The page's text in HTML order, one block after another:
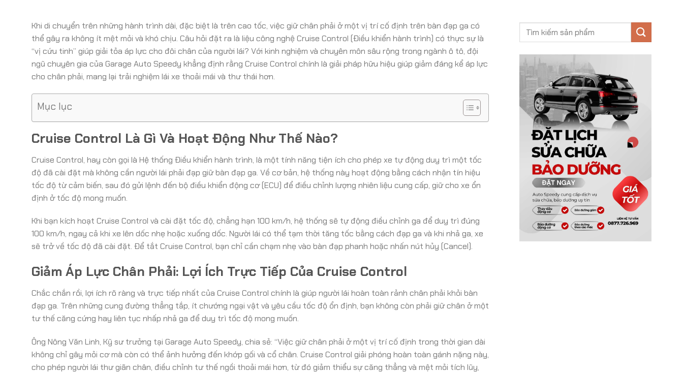
Khi di chuyển trên những hành trình dài, đặc biệt là trên cao tốc, việc giữ chân phải ở một vị trí cố định trên bàn đạp ga có
thể gây ra không ít mệt mỏi và khó chịu. Câu hỏi đặt ra là liệu công nghệ Cruise Control (Điều khiển hành trình) có thực sự là
“vị cứu tinh” giúp giải tỏa áp lực cho đôi chân của người lái? Với kinh nghiệm và chuyên môn sâu rộng trong ngành ô tô, đội
ngũ chuyên gia của Garage Auto Speedy khẳng định rằng Cruise Control chính là giải pháp hữu hiệu giúp giảm đáng kể áp lực
cho chân phải, mang lại trải nghiệm lái xe thoải mái và thư thái hơn.
Mục lục
Cruise Control Là Gì Và Hoạt Động Như Thế Nào?
Cruise Control, hay còn gọi là Hệ thống Điều khiển hành trình, là một tính năng tiện ích cho phép xe tự động duy trì một tốc
độ đã cài đặt mà không cần người lái phải đạp giữ bàn đạp ga. Về cơ bản, hệ thống này hoạt động bằng cách nhận tín hiệu
tốc độ từ cảm biến, sau đó gửi lệnh đến bộ điều khiển động cơ (ECU) để điều chỉnh lượng nhiên liệu cung cấp, giữ cho xe ổn
định ở tốc độ mong muốn.
Khi bạn kích hoạt Cruise Control và cài đặt tốc độ, chẳng hạn 100 km/h, hệ thống sẽ tự động điều chỉnh ga để duy trì đúng
100 km/h, ngay cả khi xe lên dốc nhẹ hoặc xuống dốc. Người lái có thể tạm thời tăng tốc bằng cách đạp ga và khi nhả ga, xe
sẽ trở về tốc độ đã cài đặt. Để tắt Cruise Control, bạn chỉ cần chạm nhẹ vào bàn đạp phanh hoặc nhấn nút hủy (Cancel).
Giảm Áp Lực Chân Phải: Lợi Ích Trực Tiếp Của Cruise Control
Chắc chắn rồi, lợi ích rõ ràng và trực tiếp nhất của Cruise Control chính là giúp người lái hoàn toàn rảnh chân phải khỏi bàn
đạp ga. Trên những cung đường thẳng tắp, ít chướng ngại vật và yêu cầu tốc độ ổn định, bạn không còn phải giữ chân ở một
tư thế căng cứng hay liên tục nhấp nhả ga để duy trì tốc độ mong muốn.
Ông Nông Văn Linh, Kỹ sư trưởng tại Garage Auto Speedy, chia sẻ: “Việc giữ chân phải ở một vị trí cố định trong thời gian dài
không chỉ gây mỏi cơ mà còn có thể ảnh hưởng đến khớp gối và cổ chân. Cruise Control giải phóng hoàn toàn gánh nặng này,
cho phép người lái thư giãn chân, điều chỉnh tư thế ngồi thoải mái hơn, từ đó giảm thiểu sự căng thẳng và mệt mỏi tích lũy,